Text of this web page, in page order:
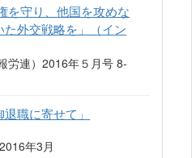
を守り、他国を攻めな
外交戦略を」（イン
労連）2016年５月号 8-
職に寄せて」
年3月